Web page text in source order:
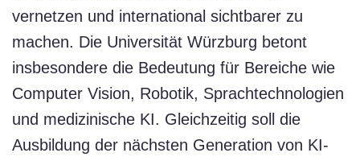
vernetzen und international sichtbarer zu
machen. Die Universität Würzburg betont
insbesondere die Bedeutung für Bereiche wie
Computer Vision, Robotik, Sprachtechnologien
und medizinische KI. Gleichzeitig soll die
Ausbildung der nächsten Generation von KI-